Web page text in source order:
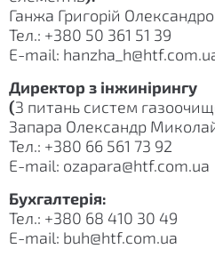
Ганжа Григорій
Тел.: +380 50 361 51 39
E-mail:
Директор з інжинірингу
(З питань систем
Запара Олександр
Тел.: +380 66 561 73 92
E-mail: ozapara@htf.com.ua
Бухгалтерія:
Тел.: +380 68 410 30 49
E-mail: buh@htf.com.ua